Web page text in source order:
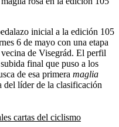
inicial a la edición 105
6 de mayo con una etapa
de Visegrád. El perfil
final que puso a los
de esa primera maglia
del líder de la clasificación
cartas del ciclismo